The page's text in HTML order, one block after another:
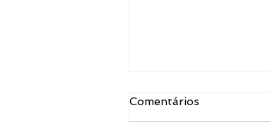
Comentários